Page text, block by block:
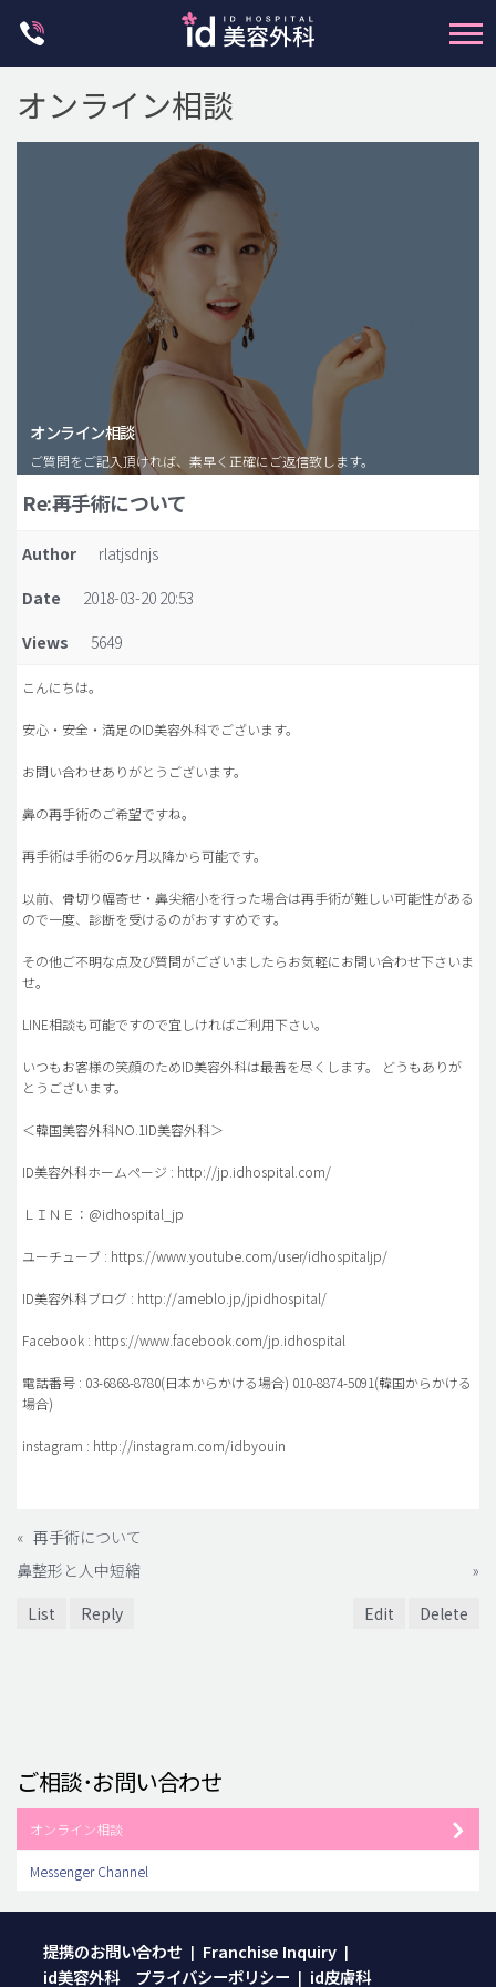
脂肪注入(アンチエイジング)
豊胸手術・バストアップ
プチ整形
idリアルストーリー
idニュース
病院紹介
安全整形
料金一覧
オンライン相談
オンライン相談
ご質問をご記入頂ければ、素早く正確にご返信致します。
Re:再手術について
Author
rlatjsdnjs
Date
2018-03-20 20:53
Views
5649
こんにちは。
安心・安全・満足のID美容外科でございます。
お問い合わせありがとうございます。
鼻の再手術のご希望ですね。
再手術は手術の6ヶ月以降から可能です。
以前、骨切り幅寄せ・鼻尖縮小を行った場合は再手術が難しい可能性がある
ので一度、診断を受けるのがおすすめです。
その他ご不明な点及び質問がございましたらお気軽にお問い合わせ下さいま
せ。
LINE相談も可能ですので宜しければご利用下さい。
いつもお客様の笑顔のためID美容外科は最善を尽くします。 どうもありが
とうございます。
＜韓国美容外科NO.1ID美容外科＞
ID美容外科ホームページ : http://jp.idhospital.com/
ＬＩＮＥ：@idhospital_jp
ユーチューブ : https://www.youtube.com/user/idhospitaljp/
ID美容外科ブログ : http://ameblo.jp/jpidhospital/
Facebook : https://www.facebook.com/jp.idhospital
電話番号 : 03-6868-8780(日本からかける場合) 010-8874-5091(韓国からかける
場合)
instagram : http://instagram.com/idbyouin
« 再手術について
鼻整形と人中短縮
»
List
Reply Edit Delete
ご相談･お問い合わせ
オンライン相談
Messenger Channel
提携のお問い合わせ | Franchise Inquiry |
id美容外科 プライバシーポリシー | id皮膚科